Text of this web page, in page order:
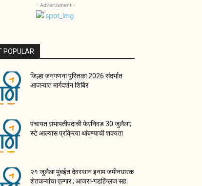
- Advertisment -
POPULAR
जिल्हा जनगणना पुस्तिका 2026 संदर्भात
आजऱ्यात मार्गदर्शन शिबिर
पंचायत सभापतीपदाची फेरनिवड 30 जुलैला;
स्टे आल्यास प्रक्रिया थांबण्याची शक्यता
२१ जुलैला मुंबईत देवस्थान इनाम जमीनधारक
शेतकऱ्यांचा एल्गार ; आजरा-गडहिंग्लज सह